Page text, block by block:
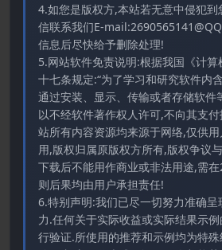
4.如您是版权方,本站若无意中侵犯
信联系我们E-
信息后尽快给予删除处理!
5.网站软件免责说明:根据我国《计
十七条规定:“为了学习和研究软件内
通过安装、显示、传输或者存储软件
以不经软件著作权人许可,不向其支
站所有内容资源均来源于网络,仅供
用,版权归属原版权方所有,版权争议
下载后不能用作商业或非法用途,需
则后果均由用户承担责任!
6.特别声明:我们已尽一切努力准确
力.任何关于实际收益或实际结果示
行验证.所使用的推荐和示例均为特